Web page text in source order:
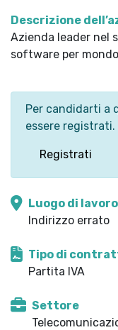
Descrizione
Azienda leader nel
software per
Per candidarti a
essere registrati.
Registrati
Luogo di lavoro
Indirizzo errato
Tipo di
Partita IVA
Settore